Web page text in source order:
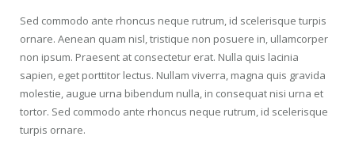
Sed commodo ante rhoncus neque rutrum, id scelerisque turpis
ornare. Aenean quam nisl, tristique non posuere in, ullamcorper
non ipsum. Praesent at consectetur erat. Nulla quis lacinia
sapien, eget porttitor lectus. Nullam viverra, magna quis gravida
molestie, augue urna bibendum nulla, in consequat nisi urna et
tortor. Sed commodo ante rhoncus neque rutrum, id scelerisque
turpis ornare.